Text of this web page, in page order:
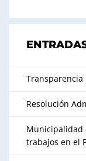
Transparencia
Resolución
Municipalidad
trabajos en el